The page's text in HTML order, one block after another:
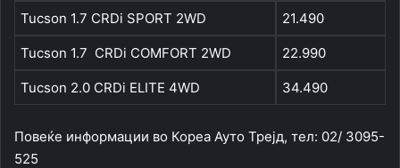
Tucson 1.7 CRDi SPORT 2WD 21.490
Tucson 1.7 CRDi COMFORT 2WD 22.990
Tucson 2.0 CRDi ELITE 4WD 34.490
Повеќе информации во Кореа Ауто Трејд, тел: 02/ 3095-
525